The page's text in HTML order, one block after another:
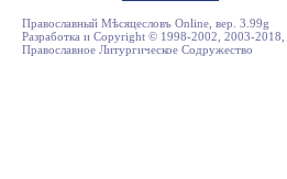
Православный Мѣсяцесловъ Online, вер. 3.99g
Разработка и Copyright © 1998-2002, 2003-2018,
Православное Литургическое Содружество